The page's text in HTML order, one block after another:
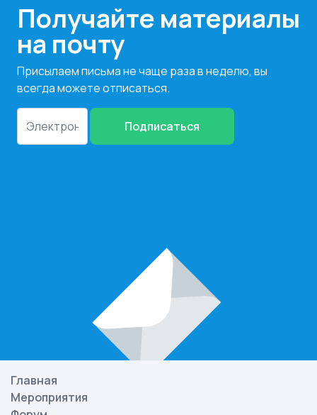
Получайте материалы
на почту
Присылаем письма не чаще раза в неделю, вы
всегда можете отписаться.
Подписаться
Главная
Мероприятия